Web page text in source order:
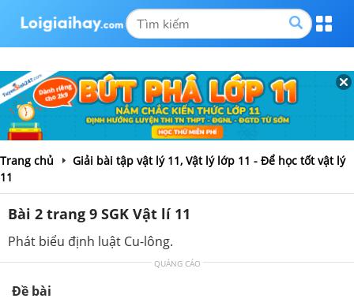
Trang chủ
Giải bài tập vật lý 11, Vật lý lớp 11 - Để học tốt vật lý
11
Bài 2 trang 9 SGK Vật lí 11
Phát biểu định luật Cu-lông.
QUẢNG CÁO
Đề bài